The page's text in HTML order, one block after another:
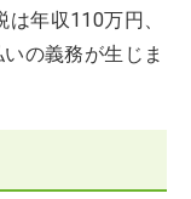
年収110万円、
の義務が生じま